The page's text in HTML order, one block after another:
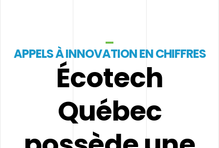
APPELS À INNOVATION EN CHIFFRES
Écotech
Québec